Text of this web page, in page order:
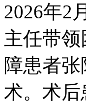
2026年2
主任带
障患者
术。术后